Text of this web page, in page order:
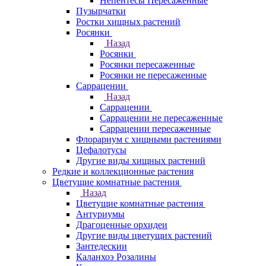
Пузырчатки
Ростки хищных растений
Росянки
Назад
Росянки
Росянки пересаженные
Росянки не пересаженные
Саррацении
Назад
Саррацении
Саррацении не пересаженные
Саррацении пересаженные
Флорариум с хищными растениями
Цефалотусы
Другие виды хищных растений
Редкие и коллекционные растения
Цветущие комнатные растения
Назад
Цветущие комнатные растения
Антуриумы
Драгоценные орхидеи
Другие виды цветущих растений
Зантедескии
Каланхоэ Розалины